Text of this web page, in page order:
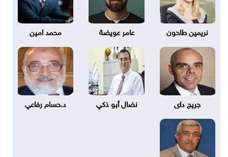
نريمين طاحون عامر عويضة محمد امين
جريج داى نضال أبو ذكي د.حسام رفاعي